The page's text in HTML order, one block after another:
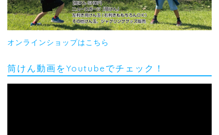
オンラインショップはこちら
筒けん動画をYoutubeでチェック！